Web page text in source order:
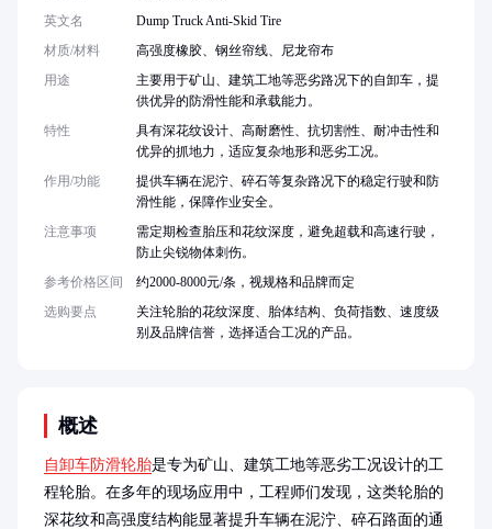
概述
自卸车防滑轮胎是专为矿山、建筑工地等恶劣工况设计的工
程轮胎。在多年的现场应用中，工程师们发现，这类轮胎的
深花纹和高强度结构能显著提升车辆在泥泞、碎石路面的通
英文名
Dump Truck Anti-Skid Tire
材质/材料
高强度橡胶、钢丝帘线、尼龙帘布
用途
主要用于矿山、建筑工地等恶劣路况下的自卸车，提
供优异的防滑性能和承载能力。
特性
具有深花纹设计、高耐磨性、抗切割性、耐冲击性和
优异的抓地力，适应复杂地形和恶劣工况。
作用/功能
提供车辆在泥泞、碎石等复杂路况下的稳定行驶和防
滑性能，保障作业安全。
注意事项
需定期检查胎压和花纹深度，避免超载和高速行驶，
防止尖锐物体刺伤。
参考价格区间
约2000-8000元/条，视规格和品牌而定
选购要点
关注轮胎的花纹深度、胎体结构、负荷指数、速度级
别及品牌信誉，选择适合工况的产品。